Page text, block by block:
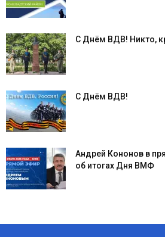
С Днём ВДВ! Никто,
С Днём ВДВ!
Андрей Кононов в
об итогах Дня ВМФ